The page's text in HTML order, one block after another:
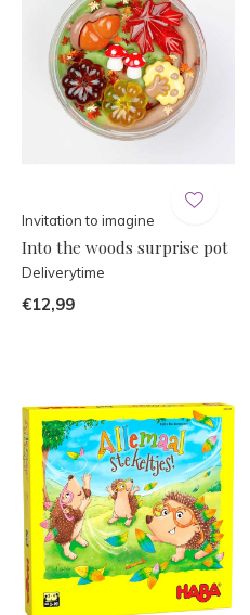
Invitation to imagine
Into the woods surprise pot
Deliverytime
€12,99